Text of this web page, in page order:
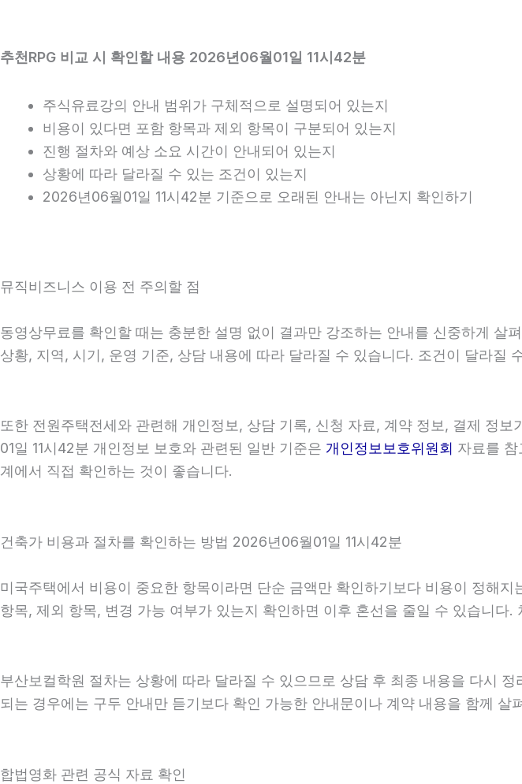
추천RPG 비교 시 확인할 내용 2026년06월01일 11시42분
주식유료강의 안내 범위가 구체적으로 설명되어 있는지
비용이 있다면 포함 항목과 제외 항목이 구분되어 있는지
진행 절차와 예상 소요 시간이 안내되어 있는지
상황에 따라 달라질 수 있는 조건이 있는지
2026년06월01일 11시42분 기준으로 오래된 안내는 아닌지 확인하기
뮤직비즈니스 이용 전 주의할 점
동영상무료를 확인할 때는 충분한 설명 없이 결과만 강조하는 안내를 신중하게
상황, 지역, 시기, 운영 기준, 상담 내용에 따라 달라질 수 있습니다. 조건이 달라질
또한 전원주택전세와 관련해 개인정보, 상담 기록, 신청 자료, 계약 정보, 결제 정
01일 11시42분 개인정보 보호와 관련된 일반 기준은 개인정보보호위원회 자료를
계에서 직접 확인하는 것이 좋습니다.
건축가 비용과 절차를 확인하는 방법 2026년06월01일 11시42분
미국주택에서 비용이 중요한 항목이라면 단순 금액만 확인하기보다 비용이 정해
항목, 제외 항목, 변경 가능 여부가 있는지 확인하면 이후 혼선을 줄일 수 있습니
부산보컬학원 절차는 상황에 따라 달라질 수 있으므로 상담 후 최종 내용을 다시
되는 경우에는 구두 안내만 듣기보다 확인 가능한 안내문이나 계약 내용을 함께 살
합법영화 관련 공식 자료 확인